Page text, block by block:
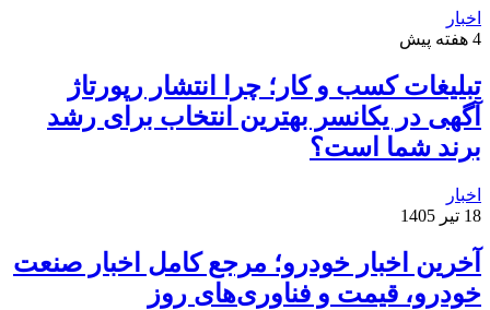
اخبار
4 هفته پیش
تبلیغات کسب و کار؛ چرا انتشار رپورتاژ
آگهی در یکانسر بهترین انتخاب برای رشد
برند شما است؟
اخبار
18 تیر 1405
آخرین اخبار خودرو؛ مرجع کامل اخبار صنعت
خودرو، قیمت و فناوری‌های روز